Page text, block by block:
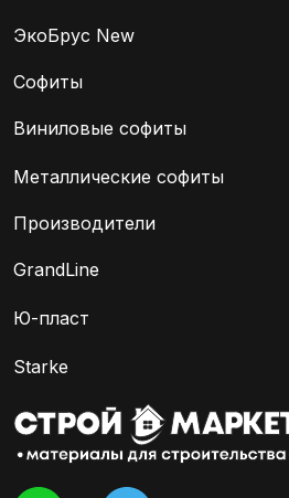
ЭкоБрус New
Софиты
Виниловые софиты
Металлические софиты
Производители
GrandLine
Ю-пласт
Starke